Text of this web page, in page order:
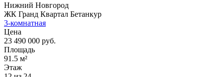
Нижний Новгород
ЖК Гранд Квартал Бетанкур
3-комнатная
Цена
23 490 000 руб.
Площадь
91.5 м²
Этаж